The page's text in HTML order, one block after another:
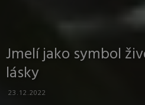
Jmelí jako symbol
lásky
23.12.2022